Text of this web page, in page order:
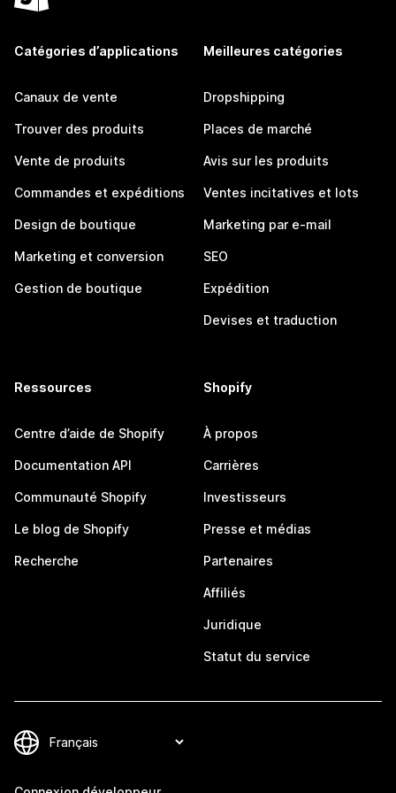
Catégories d’applications
Canaux de vente
Trouver des produits
Vente de produits
Commandes et expéditions
Design de boutique
Marketing et conversion
Gestion de boutique
Meilleures catégories
Dropshipping
Places de marché
Avis sur les produits
Ventes incitatives et lots
Marketing par e-mail
SEO
Expédition
Devises et traduction
Ressources
Centre d’aide de Shopify
Documentation API
Communauté Shopify
Le blog de Shopify
Recherche
Shopify
À propos
Carrières
Investisseurs
Presse et médias
Partenaires
Affiliés
Juridique
Statut du service